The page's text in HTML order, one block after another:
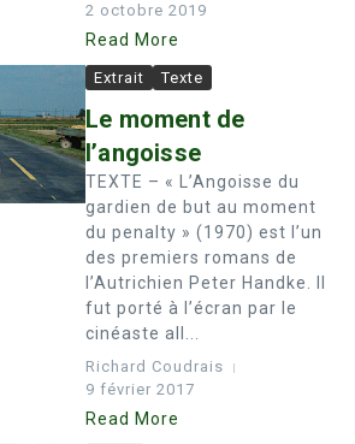
2 octobre 2019
Read More
Extrait Texte
Le moment de
l’angoisse
TEXTE – « L’Angoisse du
gardien de but au moment
du penalty » (1970) est l’un
des premiers romans de
l’Autrichien Peter Handke. Il
fut porté à l’écran par le
cinéaste all...
Richard Coudrais
9 février 2017
Read More